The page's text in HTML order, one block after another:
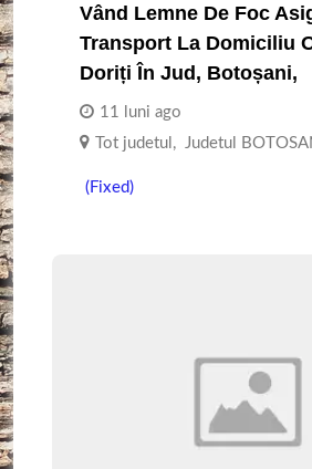
Vând Lemne De Foc
Transport La Domiciliu
Doriți În Jud, Botoșani,
11 luni ago
Tot judetul , Judetul
(Fixed)